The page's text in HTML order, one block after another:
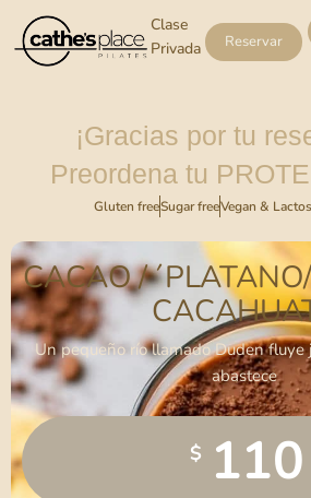
Clase
Privada
Reservar
¡Gracias por tu
Preordena tu
Gluten freeSugar freeVegan &
CACAO /
Un pequeño río llamado Duden fluye
abastece
$ 110